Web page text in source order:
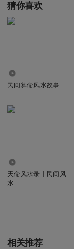
猜你喜欢
民间算命风水故事
天命风水录丨民间风
水
相关推荐